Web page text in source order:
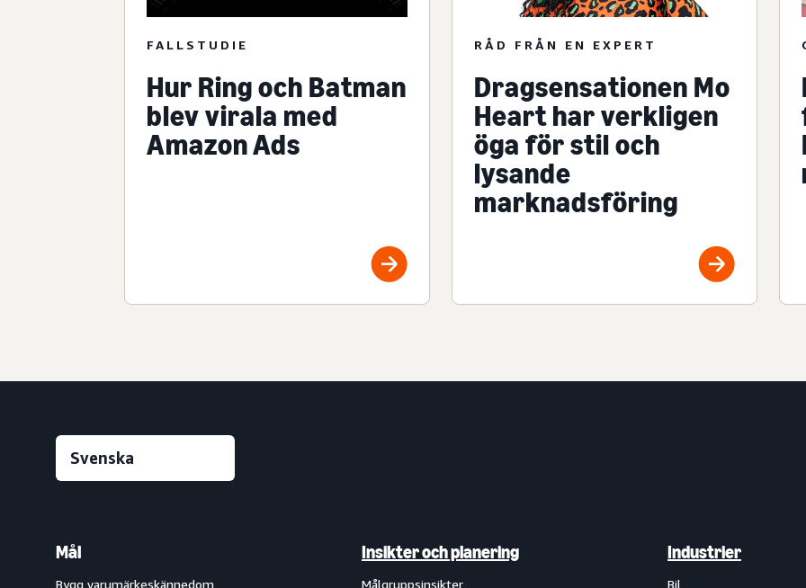
FALLSTUDIE
Hur Ring och Batman
blev virala med
Amazon Ads
RÅD FRÅN EN EXPERT
Dragsensationen Mo
Heart har verkligen
öga för stil och
lysande
marknadsföring
Mål
Bygg varumärkeskännedom
Insikter och planering
Målgruppsinsikter
Industrier
Bil